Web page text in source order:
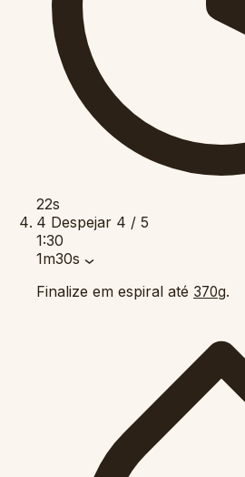
22s
4 Despejar 4 / 5
1:30
1m30s
Finalize em espiral até 370g.